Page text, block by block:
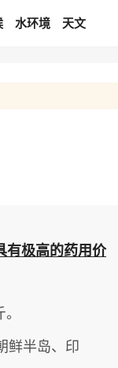
水环境 天文
有极高的药用价
鲜半岛、印